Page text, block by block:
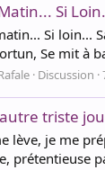
Si
Si loin...
Se mit à
Discussion
triste
lève, je me
prétentieuse